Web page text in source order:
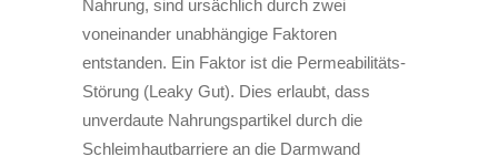
Nahrung, sind ursächlich durch zwei
voneinander unabhängige Faktoren
entstanden. Ein Faktor ist die Permeabilitäts-
Störung (Leaky Gut). Dies erlaubt, dass
unverdaute Nahrungspartikel durch die
Schleimhautbarriere an die Darmwand